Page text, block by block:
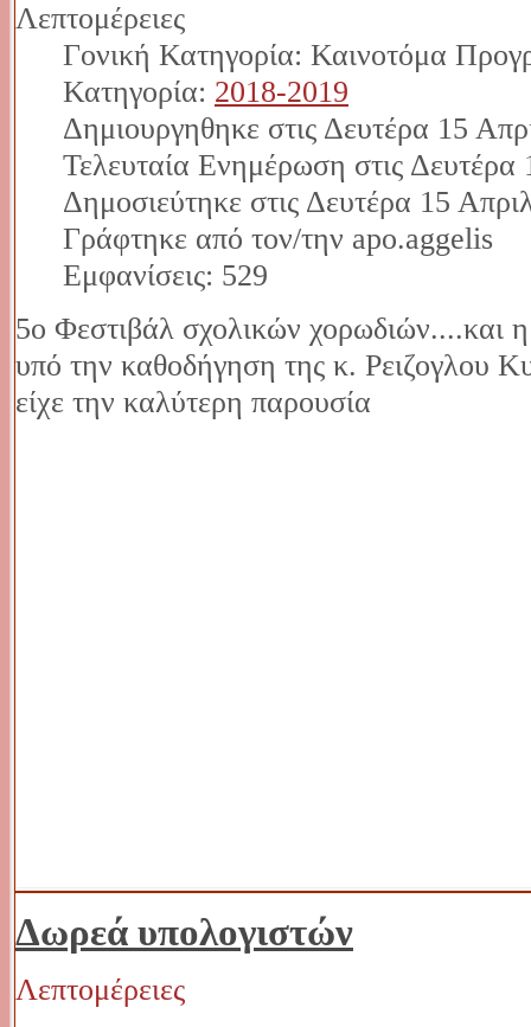
Λεπτομέρειες
Γονική Κατηγορία: Καινοτόμα
Κατηγορία: 2018-2019
Δημιουργηθηκε στις Δευτέρα 15
Τελευταία Ενημέρωση στις
Δημοσιεύτηκε στις Δευτέρα 15
Γράφτηκε από τον/την apo.aggelis
Εμφανίσεις: 529
5ο Φεστιβάλ σχολικών χορωδιών....και
υπό την καθοδήγηση της κ. Ρειζογλου
είχε την καλύτερη παρουσία
Δωρεά υπολογιστών
Λεπτομέρειες